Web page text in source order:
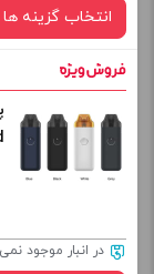
+
انتخاب گزینه ها
برای فعال شدن
از کادر بالا انتخاب
در انبار موجود